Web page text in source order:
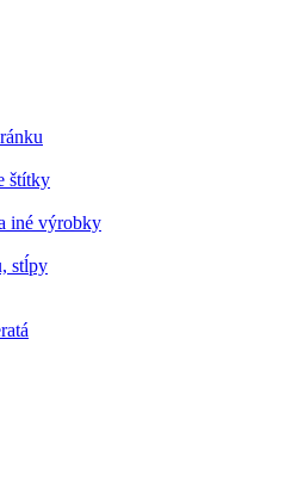
štítky
iné výrobky
stĺpy